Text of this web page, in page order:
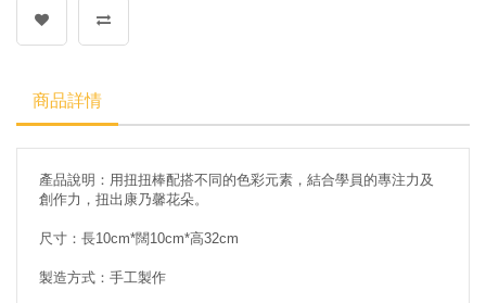
商品詳情
產品說明：用扭扭棒配搭不同的色彩元素，結合學員的專注力及
創作力，扭出康乃馨花朵。
尺寸：長10cm*闊10cm*高32cm
製造方式：手工製作